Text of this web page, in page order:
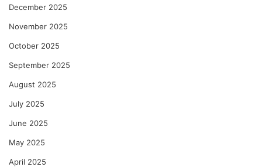
December 2025
November 2025
October 2025
September 2025
August 2025
July 2025
June 2025
May 2025
April 2025